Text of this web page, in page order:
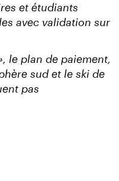
et étudiants
avec validation sur
le plan de paiement,
sud et le ski de
pas